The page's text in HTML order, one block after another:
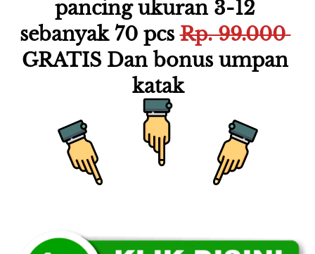
pancing ukuran 3-12
sebanyak 70 pcs
Rp. 99.000
GRATIS Dan bonus umpan
katak